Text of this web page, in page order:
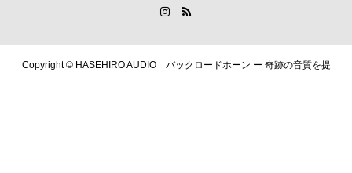
Copyright ©HASEHIRO AUDIO バックロードホーン ー 奇跡の音質を提